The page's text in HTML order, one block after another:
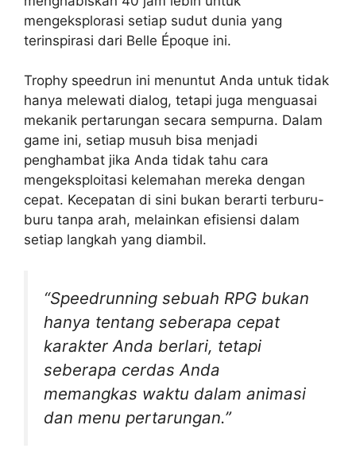
mengeksplorasi setiap sudut dunia yang
terinspirasi dari Belle Époque ini.
Trophy speedrun ini menuntut Anda untuk tidak
hanya melewati dialog, tetapi juga menguasai
mekanik pertarungan secara sempurna. Dalam
game ini, setiap musuh bisa menjadi
penghambat jika Anda tidak tahu cara
mengeksploitasi kelemahan mereka dengan
cepat. Kecepatan di sini bukan berarti terburu-
buru tanpa arah, melainkan efisiensi dalam
setiap langkah yang diambil.
“Speedrunning sebuah RPG bukan
hanya tentang seberapa cepat
karakter Anda berlari, tetapi
seberapa cerdas Anda
memangkas waktu dalam animasi
dan menu pertarungan.”